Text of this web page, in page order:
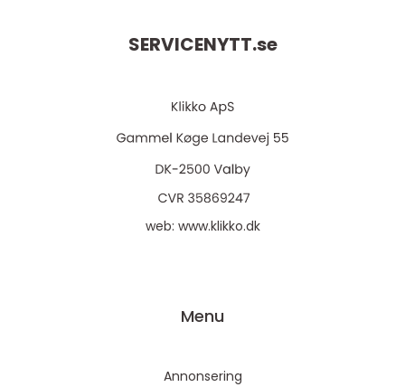
SERVICENYTT.se
web: www.klikko.dk
Menu
Annonsering